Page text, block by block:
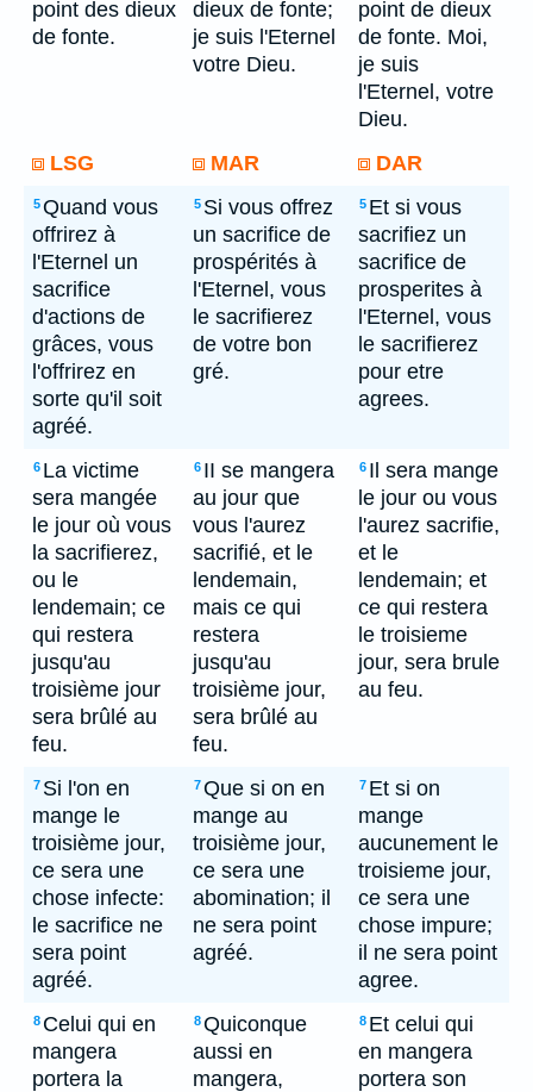
point des dieux
de fonte.
dieux de fonte;
je suis l'Eternel
votre Dieu.
point de dieux
de fonte. Moi,
je suis
l'Eternel, votre
Dieu.
LSG
MAR DAR
5Quand vous
offrirez à
l'Eternel un
sacrifice
d'actions de
grâces, vous
l'offrirez en
sorte qu'il soit
agréé.
5 Si vous offrez
un sacrifice de
prospérités à
l'Eternel, vous
le sacrifierez
de votre bon
gré.
5 Et si vous
sacrifiez un
sacrifice de
prosperites à
l'Eternel, vous
le sacrifierez
pour etre
agrees.
6 La victime
sera mangée
le jour où vous
la sacrifierez,
ou le
lendemain; ce
qui restera
jusqu'au
troisième jour
sera brûlé au
feu.
6 II se mangera
au jour que
vous l'aurez
sacrifié, et le
lendemain,
mais ce qui
restera
jusqu'au
troisième jour,
sera brûlé au
feu.
6 Il sera mange
le jour ou vous
l'aurez sacrifie,
et le
lendemain; et
ce qui restera
le troisieme
jour, sera brule
au feu.
7 Si l'on en
mange le
troisième jour,
ce sera une
chose infecte:
le sacrifice ne
sera point
agréé.
7Que si on en
mange au
troisième jour,
ce sera une
abomination; il
ne sera point
agréé.
7 Et si on
mange
aucunement le
troisieme jour,
ce sera une
chose impure;
il ne sera point
agree.
8 Celui qui en
mangera
portera la
8Quiconque
aussi en
mangera,
8 Et celui qui
en mangera
portera son